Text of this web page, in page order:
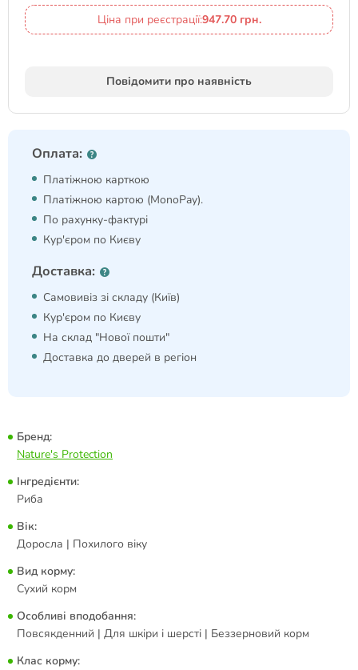
Ціна при реєстрації:947.70 грн.
Повідомити про наявність
Оплата:
Платіжною карткою
Платіжною картою (MonoPay).
По рахунку-фактурі
Кур'єром по Києву
Доставка:
Самовивіз зі складу (Київ)
Кур'єром по Києву
На склад "Нової пошти"
Доставка до дверей в регіон
Бренд:
Nature's Protection
Інгредієнти:
Риба
Вік:
Доросла | Похилого віку
Вид корму:
Сухий корм
Особливі вподобання:
Повсякденний | Для шкіри і шерсті | Беззерновий корм
Клас корму: